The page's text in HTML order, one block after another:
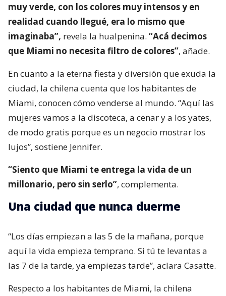
muy verde, con los colores muy intensos y en
realidad cuando llegué, era lo mismo que
imaginaba”, revela la hualpenina. “Acá decimos
que Miami no necesita filtro de colores”, añade.
En cuanto a la eterna fiesta y diversión que exuda la
ciudad, la chilena cuenta que los habitantes de
Miami, conocen cómo venderse al mundo. “Aquí las
mujeres vamos a la discoteca, a cenar y a los yates,
de modo gratis porque es un negocio mostrar los
lujos”, sostiene Jennifer.
“Siento que Miami te entrega la vida de un
millonario, pero sin serlo”, complementa.
Una ciudad que nunca duerme
“Los días empiezan a las 5 de la mañana, porque
aquí la vida empieza temprano. Si tú te levantas a
las 7 de la tarde, ya empiezas tarde”, aclara Casatte.
Respecto a los habitantes de Miami, la chilena